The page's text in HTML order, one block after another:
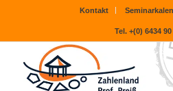
Kontakt
Tel. +(0) 6434